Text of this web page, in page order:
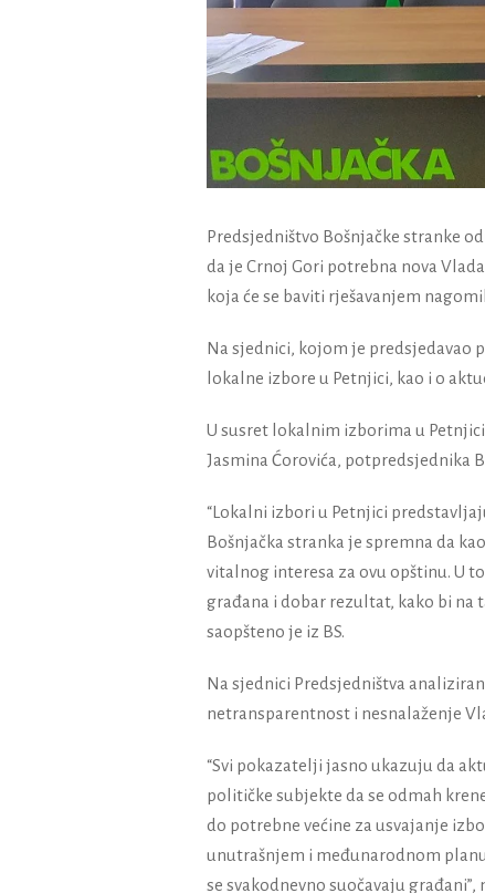
Predsjedništvo Bošnjačke stranke
da je Crnoj Gori potrebna nova
koja će se baviti rješavanjem
Na sjednici, kojom je predsjedavao
lokalne izbore u Petnjici, kao i o
U susret lokalnim izborima u
Jasmina Ćorovića, potpredsjednika
“Lokalni izbori u Petnjici
Bošnjačka stranka je spremna da
vitalnog interesa za ovu opštinu. U
građana i dobar rezultat, kako bi na
saopšteno je iz BS.
Na sjednici Predsjedništva
netransparentnost i nesnalaženje
“Svi pokazatelji jasno ukazuju da
političke subjekte da se odmah
do potrebne većine za usvajanje
unutrašnjem i međunarodnom
se svakodnevno suočavaju građani”,